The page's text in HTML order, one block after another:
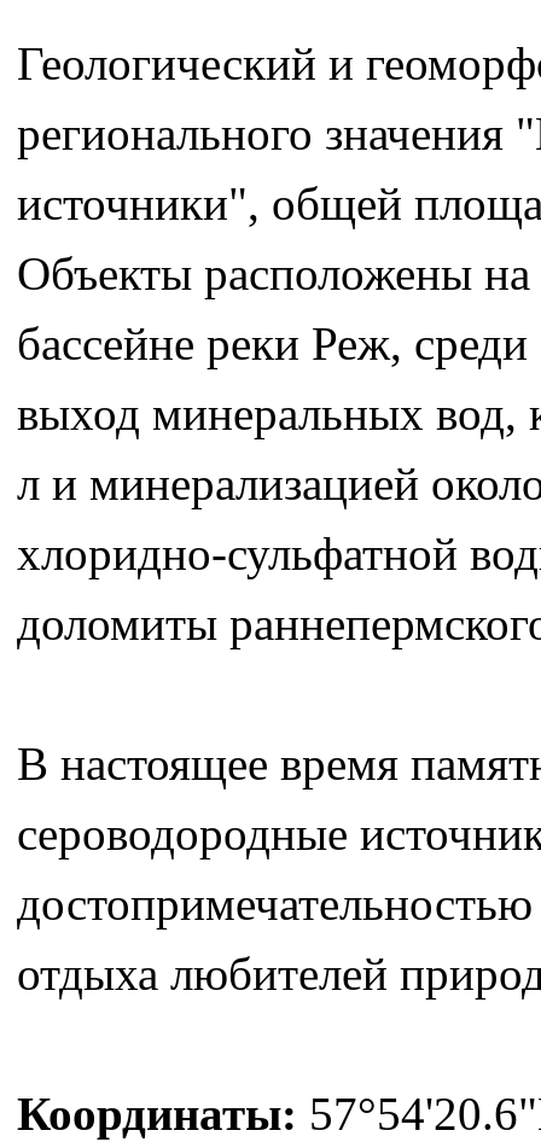
Геологический и
регионального
источники", общей
Объекты расположены на
бассейне реки Реж,
выход минеральных вод,
л и минерализацией
хлоридно-сульфатной
доломиты
В настоящее время
сероводородные
отдыха любителей
Координаты: